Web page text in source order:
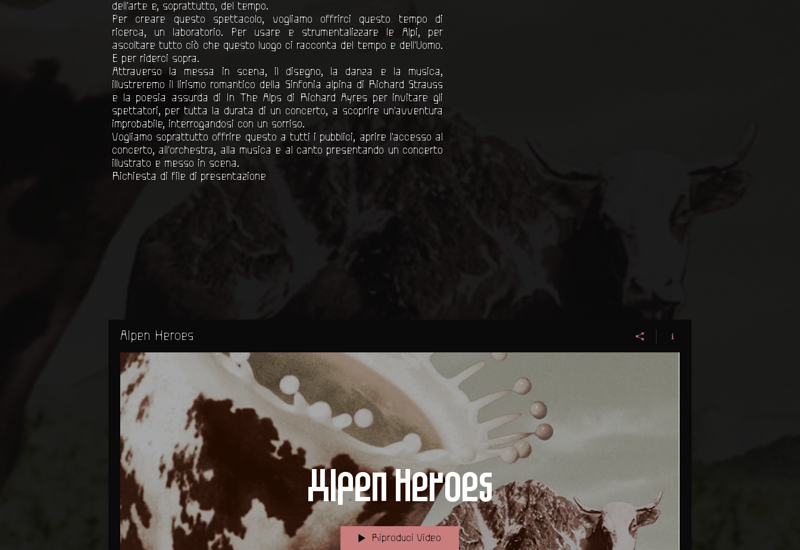
dell'arte e, soprattutto, del tempo.
Per creare questo spettacolo, vogliamo offrirci questo tempo di
ricerca, un laboratorio. Per usare e strumentalizzare le Alpi, per
ascoltare tutto ciò che questo luogo ci racconta del tempo e dell'Uomo.
E per riderci sopra.
Attraverso la messa in scena, il disegno, la danza e la musica,
illustreremo il lirismo romantico della Sinfonia alpina di Richard Strauss
e la poesia assurda di In The Alps di Richard Ayres per invitare gli
spettatori, per tutta la durata di un concerto, a scoprire un'avventura
improbabile, interrogandosi con un sorriso.
Vogliamo soprattutto offrire questo a tutti i pubblici, aprire l'accesso al
concerto, all'orchestra, alla musica e al canto presentando un concerto
illustrato e messo in scena.
Richiesta di file di presentazione
Alpen Heroes
Alpen Heroes
Riproduci Video